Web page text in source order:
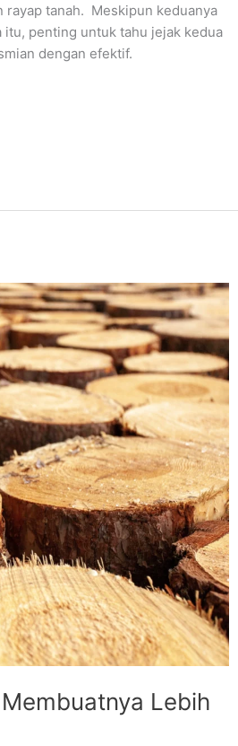
rayap tanah. Meskipun keduanya
itu, penting untuk tahu jejak kedua
dengan efektif.
Lebih